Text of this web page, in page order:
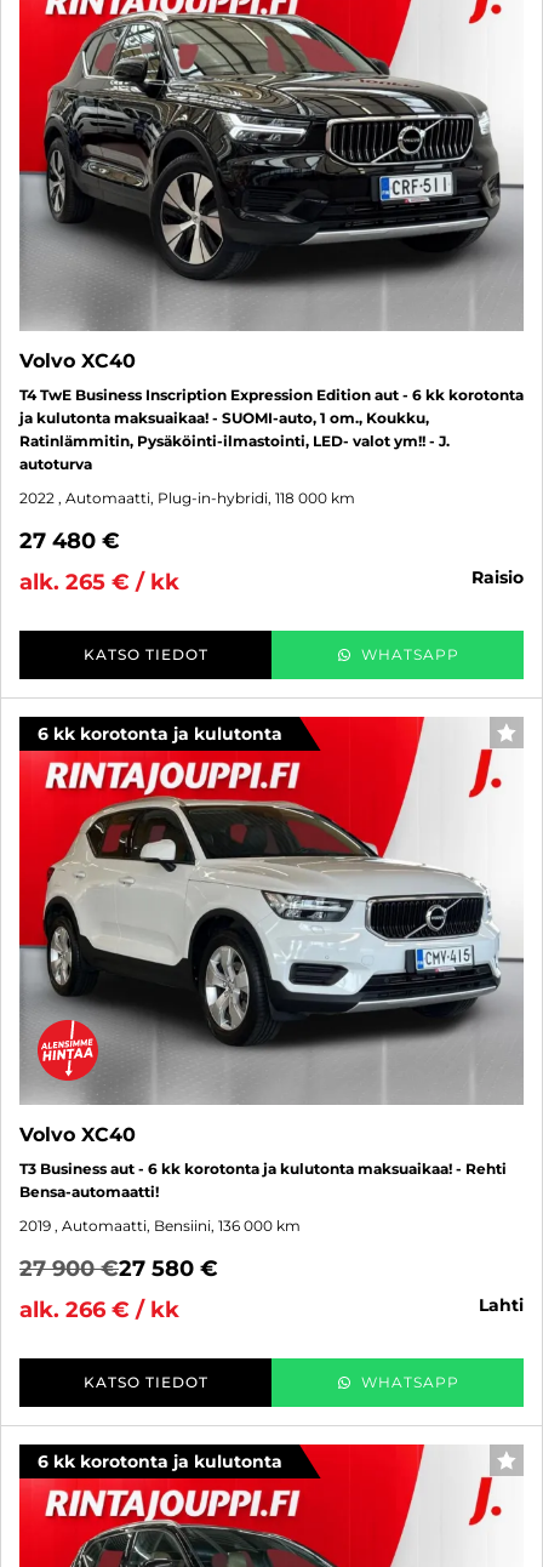
Volvo XC40
T4 TwE Business Inscription Expression Edition aut - 6 kk korotonta
ja kulutonta maksuaikaa! - SUOMI-auto, 1 om., Koukku,
Ratinlämmitin, Pysäköinti-ilmastointi, LED- valot ym!! - J.
autoturva
2022 , Automaatti, Plug-in-hybridi, 118 000 km
27 480 €
alk. 265 € / kk
raisio
KATSO TIEDOT WHATSAPP
6 kk korotonta ja kulutonta
Volvo XC40
T3 Business aut - 6 kk korotonta ja kulutonta maksuaikaa! - Rehti
Bensa-automaatti!
2019 , Automaatti, Bensiini, 136 000 km
27 900 €27 580 €
alk. 266 € / kk
lahti
KATSO TIEDOT WHATSAPP
6 kk korotonta ja kulutonta